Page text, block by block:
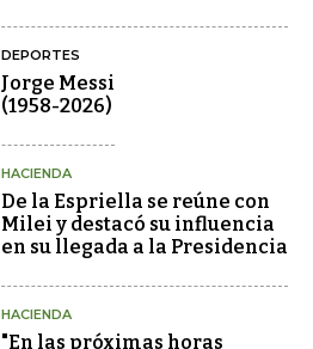
DEPORTES
Jorge Messi
(1958-2026)
HACIENDA
De la Espriella se reúne con
Milei y destacó su influencia
en su llegada a la Presidencia
HACIENDA
"En las próximas horas